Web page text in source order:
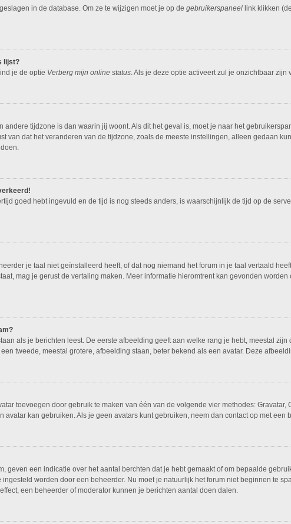
in de database. Om ze te wijzigen moet je op de gebruikerspaneel link klikken
lijst?
je de optie Verberg mijn online status. Als je deze optie activeert zul je onzichtbaar
andere tijdzone is dan waarin jij woont. Als dit het geval is, moet je naar het
van dat het veranderen van de tijdzone, zoals de meeste instellingen, alleen gedaan
goed hebt ingevuld en de tijd is nog steeds anders, is waarschijnlijk de tijd op de
je taal niet geïnstalleerd heeft, of dat nog niemand het forum in je taal vertaald
mag je gerust de vertaling maken. Meer informatie hieromtrent kan gevonden
als je berichten leest. De eerste afbeelding geeft aan welke rang je hebt, meestal
tweede, meestal grotere, afbeelding staan, beter bekend als een avatar. Deze
toevoegen door gebruik te maken van één van de volgende vier methodes:
avatar kan gebruiken. Als je geen avatars kunt gebruiken, neem dan contact op met een
geven een indicatie over het aantal berchten dat je hebt gemaakt of om bepaalde
worden door een beheerder. Nu moet je natuurlijk het forum niet beginnen te
een beheerder of moderator kunnen je berichten aantal doen dalen.